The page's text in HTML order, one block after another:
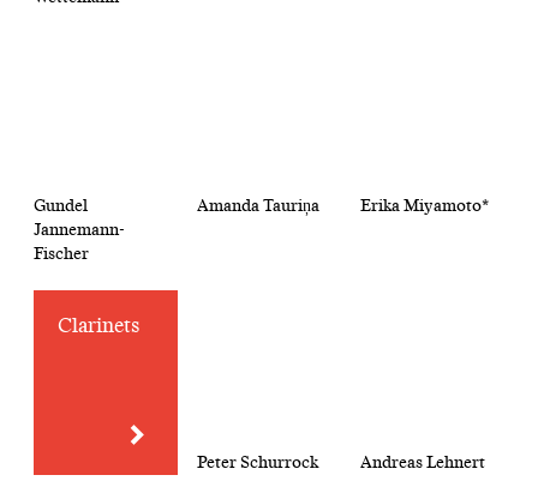
Gundel
Jannemann-
Fischer
Amanda Tauriņa Erika Miyamoto*
Clarinets
Peter Schurrock Andreas Lehnert